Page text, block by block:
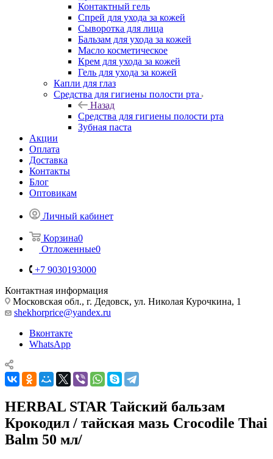
Контактный гель
Спрей для ухода за кожей
Сыворотка для лица
Бальзам для ухода за кожей
Масло косметическое
Крем для ухода за кожей
Гель для ухода за кожей
Капли для глаз
Средства для гигиены полости рта
Назад
Средства для гигиены полости рта
Зубная паста
Акции
Оплата
Доставка
Контакты
Блог
Оптовикам
Личный кабинет
Корзина0
Отложенные0
+7 9030193000
Контактная информация
Московская обл., г. Дедовск, ул. Николая Курочкина, 1
shekhorprice@yandex.ru
Вконтакте
WhatsApp
HERBAL STAR Тайский бальзам
Крокодил / тайская мазь Crocodile Thai
Balm 50 мл/